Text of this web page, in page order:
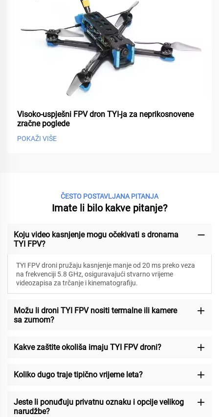
Visoko-uspješni FPV dron TYI-ja za neprikosnovene
zračne poglede
POKAŽI VIŠE
ČESTO POSTAVLJANA PITANJA
Imate li bilo kakve pitanje?
Koju video kasnjenje mogu očekivati s dronama
TYI FPV?
TYI FPV droni pružaju kasnjenje manje od 20 ms preko veza
na frekvenciji 5.8 GHz, osiguravajući stvarno vrijeme
videozapisa za trčanje i kinematografiju.
Možu li droni TYI FPV nositi termalne ili kamere
sa zumom?
Kakve zaštite okoliša imaju TYI FPV droni?
Koliko dugo traje tipično vrijeme leta?
Jeste li ponuđuju privatnu oznaku i opcije velikog
narudžbe?